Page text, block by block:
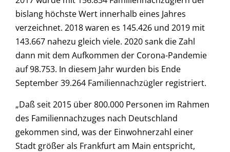
bislang höchste Wert innerhalb eines Jahres
verzeichnet. 2018 waren es 145.426 und 2019 mit
143.667 nahezu gleich viele. 2020 sank die Zahl
dann mit dem Aufkommen der Corona-Pandemie
auf 98.753. In diesem Jahr wurden bis Ende
September 39.264 Familiennachzügler registriert.
„Daß seit 2015 über 800.000 Personen im Rahmen
des Familiennachzuges nach Deutschland
gekommen sind, was der Einwohnerzahl einer
Stadt größer als Frankfurt am Main entspricht,